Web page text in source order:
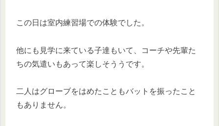
この日は室内練習場での体験でした。
他にも見学に来ている子達もいて、コーチや先輩た
ちの気遣いもあって楽しそううです。
二人はグローブをはめたこともバットを振ったこと
もありません。